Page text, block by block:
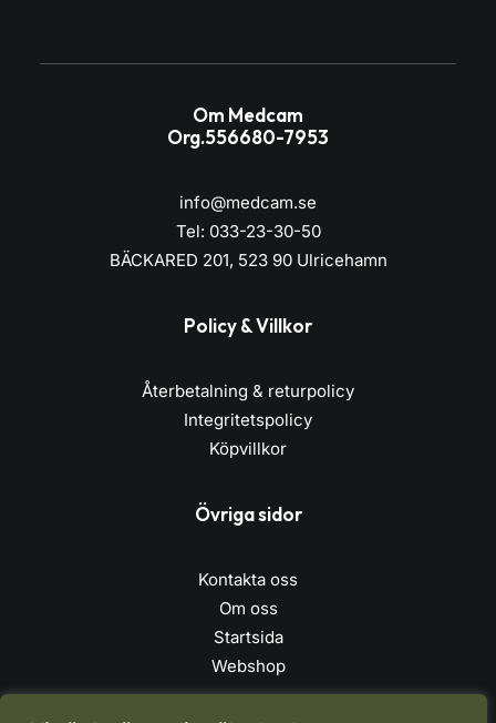
Om Medcam
Org.556680-7953
info@medcam.se
Tel: 033-23-30-50
BÄCKARED 201, 523 90 Ulricehamn
Policy & Villkor
Återbetalning & returpolicy
Integritetspolicy
Köpvillkor
Övriga sidor
Kontakta oss
Om oss
Startsida
Webshop